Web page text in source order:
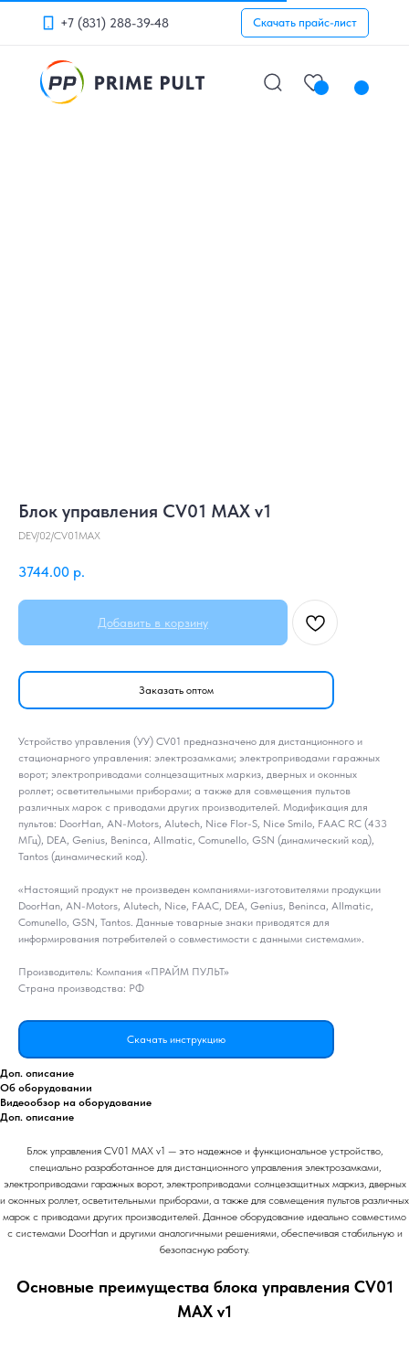
+7 (831) 288-39-48 Скачать прайс-лист
Блок управления CV01 MAX v1
DEV/02/CV01MAX
3744.00 р.
Добавить в корзину
Заказать оптом
Устройство управления (УУ) CV01 предназначено для дистанционного и
стационарного управления: электрозамками; электроприводами гаражных
ворот; электроприводами солнцезащитных маркиз, дверных и оконных
роллет; осветительными приборами; а также для совмещения пультов
различных марок с приводами других производителей. Модификация для
пультов: DoorHan, AN-Motors, Alutech, Nice Flor-S, Nice Smilo, FAAC RC (433
МГц), DEA, Genius, Beninca, Allmatic, Comunello, GSN (динамический код),
Tantos (динамический код).
«Настоящий продукт не произведен компаниями-изготовителями продукции
DoorHan, AN-Motors, Alutech, Nice, FAAC, DEA, Genius, Beninca, Allmatic,
Comunello, GSN, Tantos. Данные товарные знаки приводятся для
информирования потребителей о совместимости с данными системами».
Производитель: Компания «ПРАЙМ ПУЛЬТ»
Страна производства: РФ
Скачать инструкцию
Доп. описание
Об оборудовании
Видеообзор на оборудование
Доп. описание
Блок управления CV01 MAX v1 — это надежное и функциональное устройство,
специально разработанное для дистанционного управления электрозамками,
электроприводами гаражных ворот, электроприводами солнцезащитных маркиз, дверных
и оконных роллет, осветительными приборами, а также для совмещения пультов различных
марок с приводами других производителей. Данное оборудование идеально совместимо
с системами DoorHan и другими аналогичными решениями, обеспечивая стабильную и
безопасную работу.
Основные преимущества блока управления CV01
MAX v1